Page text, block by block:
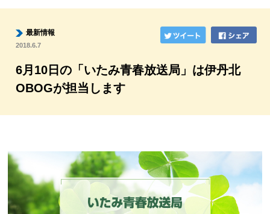
最新情報
2018.6.7
6月10日の「いたみ青春放送局」は伊丹北
OBOGが担当します